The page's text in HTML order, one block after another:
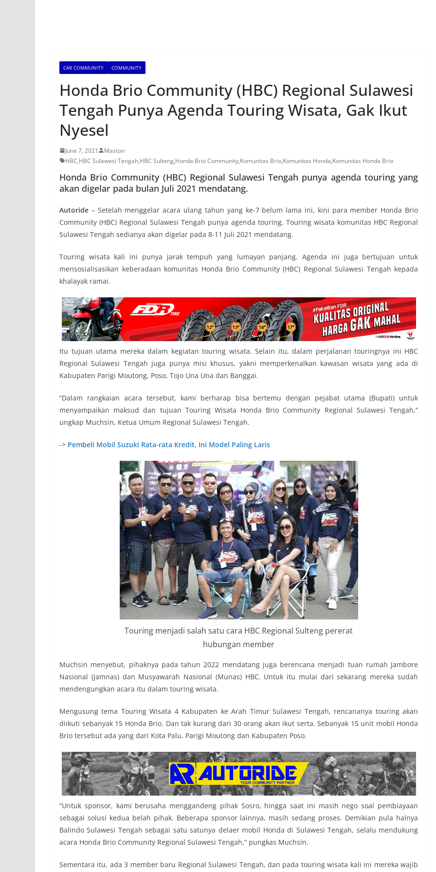
CAR COMMUNITY COMMUNITY
Honda Brio Community (HBC) Regional Sulawesi
Tengah Punya Agenda Touring Wisata, Gak Ikut
Nyesel
June 7, 2021
Maston
HBC,HBC Sulawesi Tengah,HBC Sulteng,Honda Brio Community,Komunitas Brio,Komunitas Honda,Komunitas Honda Brio
Honda Brio Community (HBC) Regional Sulawesi Tengah punya agenda touring yang
akan digelar pada bulan Juli 2021 mendatang.
Autoride – Setelah menggelar acara ulang tahun yang ke-7 belum lama ini, kini para member Honda Brio
Community (HBC) Regional Sulawesi Tengah punya agenda touring. Touring wisata komunitas HBC Regional
Sulawesi Tengah sedianya akan digelar pada 8-11 Juli 2021 mendatang.
Touring wisata kali ini punya jarak tempuh yang lumayan panjang. Agenda ini juga bertujuan untuk
mensosialisasikan keberadaan komunitas Honda Brio Community (HBC) Regional Sulawesi Tengah kepada
khalayak ramai.
Itu tujuan utama mereka dalam kegiatan touring wisata. Selain itu, dalam perjalanan touringnya ini HBC
Regional Sulawesi Tengah juga punya misi khusus, yakni memperkenalkan kawasan wisata yang ada di
Kabupaten Parigi Moutong, Poso, Tojo Una Una dan Banggai.
“Dalam rangkaian acara tersebut, kami berharap bisa bertemu dengan pejabat utama (Bupati) untuk
menyampaikan maksud dan tujuan Touring Wisata Honda Brio Community Regional Sulawesi Tengah,”
ungkap Muchsin, Ketua Umum Regional Sulawesi Tengah.
-> Pembeli Mobil Suzuki Rata-rata Kredit, Ini Model Paling Laris
Touring menjadi salah satu cara HBC Regional Sulteng pererat
hubungan member
Muchsin menyebut, pihaknya pada tahun 2022 mendatang juga berencana menjadi tuan rumah Jambore
Nasional (Jamnas) dan Musyawarah Nasional (Munas) HBC. Untuk itu mulai dari sekarang mereka sudah
mendengungkan acara itu dalam touring wisata.
Mengusung tema Touring Wisata 4 Kabupaten ke Arah Timur Sulawesi Tengah, rencananya touring akan
diikuti sebanyak 15 Honda Brio. Dan tak kurang dari 30 orang akan ikut serta. Sebanyak 15 unit mobil Honda
Brio tersebut ada yang dari Kota Palu, Parigi Moutong dan Kabupaten Poso.
“Untuk sponsor, kami berusaha menggandeng pihak Sosro, hingga saat ini masih nego soal pembiayaan
sebagai solusi kedua belah pihak. Beberapa sponsor lainnya, masih sedang proses. Demikian pula halnya
Balindo Sulawesi Tengah sebagai satu satunya delaer mobil Honda di Sulawesi Tengah, selalu mendukung
acara Honda Brio Community Regional Sulawesi Tengah,” pungkas Muchsin.
Sementara itu, ada 3 member baru Regional Sulawesi Tengah, dan pada touring wisata kali ini mereka wajib